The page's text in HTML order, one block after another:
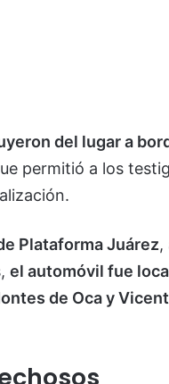
del lugar a
permitió a los
Plataforma Juárez,
el automóvil fue
de Oca y